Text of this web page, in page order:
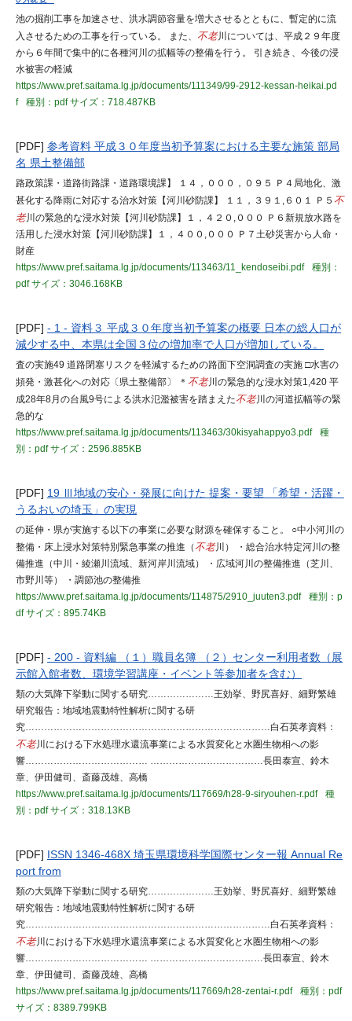
池の掘削工事を加速させ、洪水調節容量を増大させるとともに、暫定的に流
入させるための工事を行っている。 また、 不老川については、平成２９年度
から６年間で集中的に各種河川の拡幅等の整備を行う。 引き続き、今後の浸
水被害の軽減
https://www.pref.saitama.lg.jp/documents/111349/99-2912-kessan-heikai.pd
f
種別：pdfサイズ：718.487KB
[PDF] 参考資料 平成３０年度当初予算案における主要な施策 部局
名 県土整備部
路政策課・道路街路課・道路環境課】 １４，０００，０９５ Ｐ４局地化、激
甚化する降雨に対応する治水対策【河川砂防課】 １１，３９１,６０１ Ｐ５ 不
老川の緊急的な浸水対策【河川砂防課】１，４２０,０００ Ｐ６新規放水路を
活用した浸水対策【河川砂防課】１，４００,０００ Ｐ７土砂災害から人命・
財産
https://www.pref.saitama.lg.jp/documents/113463/11_kendoseibi.pdf
種別：
pdfサイズ：3046.168KB
[PDF] - 1 - 資料３ 平成３０年度当初予算案の概要 日本の総人口が
減少する中、本県は全国３位の増加率で人口が増加している。
査の実施49 道路閉塞リスクを軽減するための路面下空洞調査の実施 □水害の
頻発・激甚化への対応〔県土整備部〕 ＊ 不老川の緊急的な浸水対策1,420 平
成28年8月の台風9号による洪水氾濫被害を踏まえた不老川の河道拡幅等の緊
急的な
https://www.pref.saitama.lg.jp/documents/113463/30kisyahappyo3.pdf
種
別：pdfサイズ：2596.885KB
[PDF] 19 Ⅲ地域の安心・発展に向けた 提案・要望 「希望・活躍・
うるおいの埼玉」の実現
の延伸・県が実施する以下の事業に必要な財源を確保すること。 ○中小河川の
整備・床上浸水対策特別緊急事業の推進（ 不老川） ・総合治水特定河川の整
備推進（中川・綾瀬川流域、新河岸川流域） ・広域河川の整備推進（芝川、
市野川等） ・調節池の整備推
https://www.pref.saitama.lg.jp/documents/114875/2910_juuten3.pdf
種別：p
dfサイズ：895.74KB
[PDF] - 200 - 資料編 （１）職員名簿 （２）センター利用者数（展
示館入館者数、環境学習講座・イベント等参加者を含む）
類の大気降下挙動に関する研究…………………王効挙、野尻喜好、細野繁雄
研究報告：地域地震動特性解析に関する研
究……………………………………………………………………白石英孝資料：
不老川における下水処理水還流事業による水質変化と水圏生物相への影
響………………………………… ………………………………長田泰宣、鈴木
章、伊田健司、斎藤茂雄、高橋
https://www.pref.saitama.lg.jp/documents/117669/h28-9-siryouhen-r.pdf
種
別：pdfサイズ：318.13KB
[PDF] ISSN 1346-468X 埼玉県環境科学国際センター報 Annual Re
port from
類の大気降下挙動に関する研究…………………王効挙、野尻喜好、細野繁雄
研究報告：地域地震動特性解析に関する研
究……………………………………………………………………白石英孝資料：
不老川における下水処理水還流事業による水質変化と水圏生物相への影
響………………………………… ………………………………長田泰宣、鈴木
章、伊田健司、斎藤茂雄、高橋
https://www.pref.saitama.lg.jp/documents/117669/h28-zentai-r.pdf
種別：pdf
サイズ：8389.799KB